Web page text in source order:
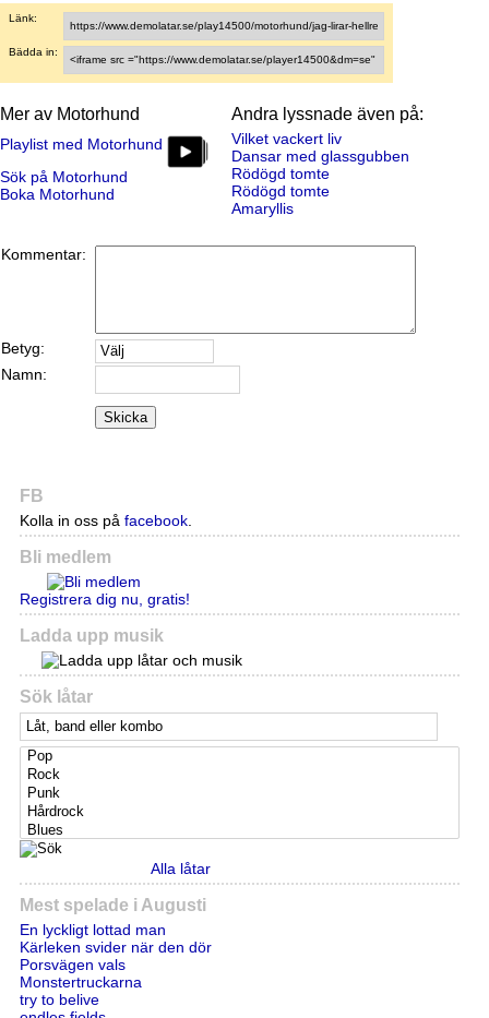
Länk:
Bädda in:
Mer av Motorhund
Playlist med Motorhund
Sök på Motorhund
Boka Motorhund
Andra lyssnade även på:
Vilket vackert liv
Dansar med glassgubben
Rödögd tomte
Rödögd tomte
Amaryllis
Kommentar:
Betyg:
Namn:
Skicka
FB
Kolla in oss på facebook.
Bli medlem
Registrera dig nu, gratis!
Ladda upp musik
Sök låtar
Alla låtar
Mest spelade i Augusti
En lyckligt lottad man
Kärleken svider när den dör
Porsvägen vals
Monstertruckarna
try to belive